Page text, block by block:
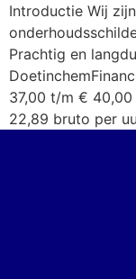
Introductie Wij
Prachtig en
37,00 t/m €
22,89 bruto per